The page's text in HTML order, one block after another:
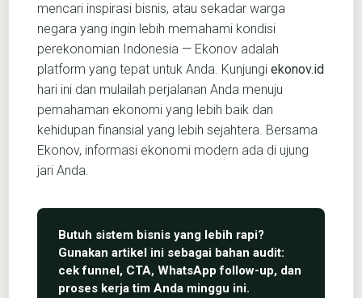
mencari inspirasi bisnis, atau sekadar warga
negara yang ingin lebih memahami kondisi
perekonomian Indonesia — Ekonov adalah
platform yang tepat untuk Anda. Kunjungi ekonov.id
hari ini dan mulailah perjalanan Anda menuju
pemahaman ekonomi yang lebih baik dan
kehidupan finansial yang lebih sejahtera. Bersama
Ekonov, informasi ekonomi modern ada di ujung
jari Anda.